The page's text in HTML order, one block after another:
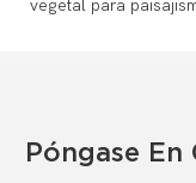
Póngase